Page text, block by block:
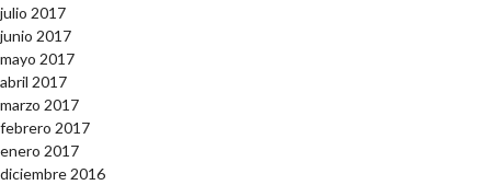
julio 2017
junio 2017
mayo 2017
abril 2017
marzo 2017
febrero 2017
enero 2017
diciembre 2016